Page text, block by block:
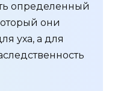
определенный
они
уха, а для